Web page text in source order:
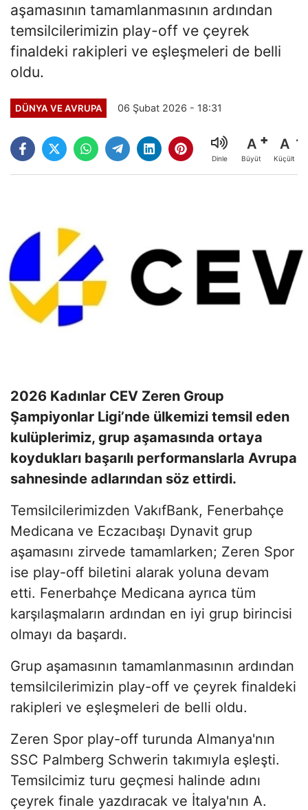
aşamasının tamamlanmasının ardından
temsilcilerimizin play-off ve çeyrek
finaldeki rakipleri ve eşleşmeleri de belli
oldu.
DÜNYA VE AVRUPA 06 Şubat 2026 - 18:31
Dinle
A
Büyüt
A
Küçült
2026 Kadınlar CEV Zeren Group
Şampiyonlar Ligi’nde ülkemizi temsil eden
kulüplerimiz, grup aşamasında ortaya
koydukları başarılı performanslarla Avrupa
sahnesinde adlarından söz ettirdi.
Temsilcilerimizden VakıfBank, Fenerbahçe
Medicana ve Eczacıbaşı Dynavit grup
aşamasını zirvede tamamlarken; Zeren Spor
ise play-off biletini alarak yoluna devam
etti. Fenerbahçe Medicana ayrıca tüm
karşılaşmaların ardından en iyi grup birincisi
olmayı da başardı.
Grup aşamasının tamamlanmasının ardından
temsilcilerimizin play-off ve çeyrek finaldeki
rakipleri ve eşleşmeleri de belli oldu.
Zeren Spor play-off turunda Almanya'nın
SSC Palmberg Schwerin takımıyla eşleşti.
Temsilcimiz turu geçmesi halinde adını
çeyrek finale yazdıracak ve İtalya'nın A.